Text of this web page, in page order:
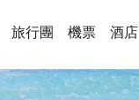
旅行團 機票 酒店